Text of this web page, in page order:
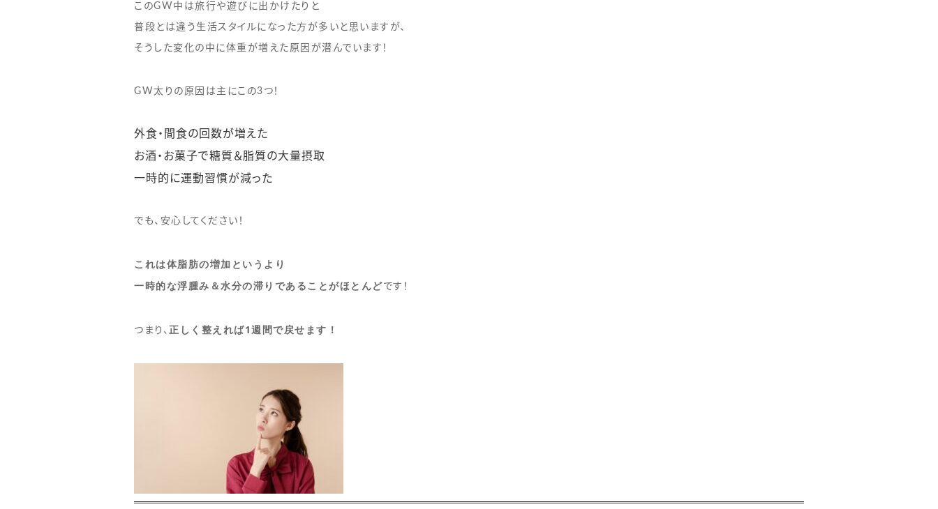
このGW中は旅行や遊びに出かけたりと
普段とは違う生活スタイルになった方が多いと思いますが、
そうした変化の中に体重が増えた原因が潜んでいます！
GW太りの原因は主にこの3つ！
外食・間食の回数が増えた
お酒・お菓子で糖質＆脂質の大量摂取
一時的に運動習慣が減った
でも、安心してください！
これは体脂肪の増加というより
一時的な浮腫み＆水分の滞りであることがほとんどです！
つまり、 正しく整えれば1週間で戻せます！